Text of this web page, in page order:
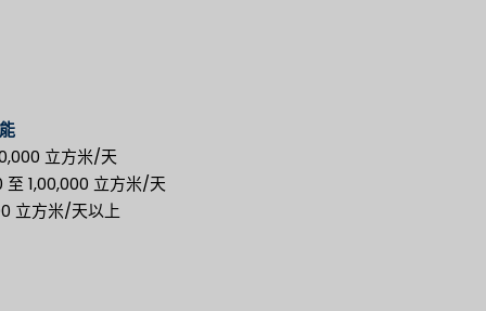
立方米/天
至 1,00,000 立方米/天
立方米/天以上